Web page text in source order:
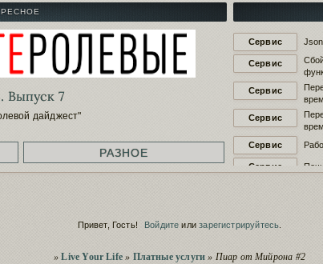
Сервис Json,
Сервис
Сервис
Сервис
Сервис
Сервис
Сервис
Выпуск 7
дайджест"
РАЗНОЕ
Привет, Гость! Войдите илизарегистрируйтесь
»Live Your Life » Платные услуги » Пиар от Мийрона #2